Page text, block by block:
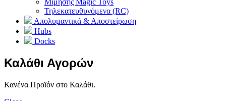
Μίμησης Magic Toys
Τηλεκατευθυνόμενα (RC)
Απολυμαντικά & Αποστείρωση
Hubs
Docks
Καλάθι Αγορών
Κανένα Προϊόν στο Καλάθι.